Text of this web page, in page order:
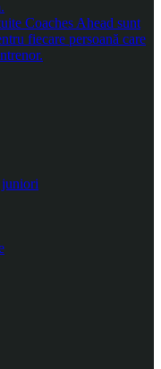
Coaches Ahead sunt
fiecare persoană care
juniori